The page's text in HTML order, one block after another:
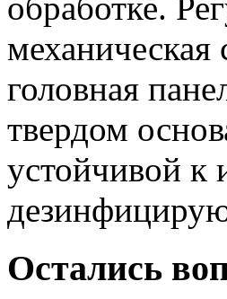
головная
твердом
устойчивой к
Остались